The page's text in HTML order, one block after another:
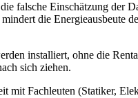
falsche Einschätzung der
die Energieausbeute
installiert, ohne die
sich ziehen.
mit Fachleuten (Statiker,